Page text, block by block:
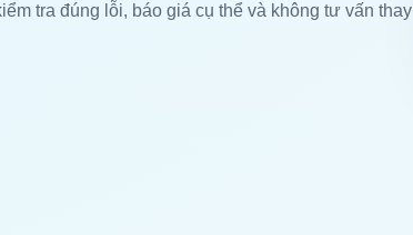
tra đúng lỗi, báo giá cụ thể và không tư vấn thay